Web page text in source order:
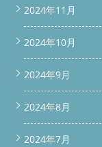
2024年11月
2024年10月
2024年9月
2024年8月
2024年7月